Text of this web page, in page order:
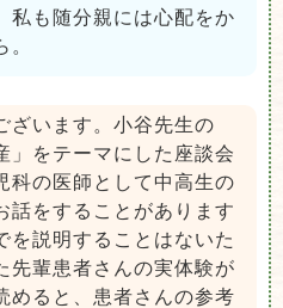
私も随分親には心配をか
ざいます。小谷先生の
」をテーマにした座談会
科の医師として中高生の
話をすることがあります
を説明することはないた
先輩患者さんの実体験が
めると、患者さんの参考